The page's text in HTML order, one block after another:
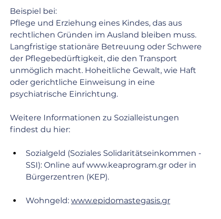
Beispiel bei:
Pflege und Erziehung eines Kindes, das aus
rechtlichen Gründen im Ausland bleiben muss.
Langfristige stationäre Betreuung oder Schwere
der Pflegebedürftigkeit, die den Transport
unmöglich macht. Hoheitliche Gewalt, wie Haft
oder gerichtliche Einweisung in eine
psychiatrische Einrichtung.
Weitere Informationen zu Sozialleistungen
findest du hier:
Sozialgeld (Soziales Solidaritätseinkommen -
SSI): Online auf www.keaprogram.gr oder in
Bürgerzentren (KEP).
Wohngeld: www.epidomastegasis.gr